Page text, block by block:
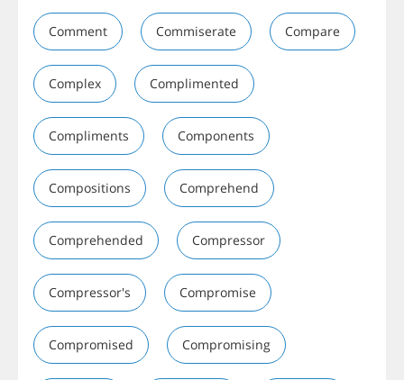
Comment Commiserate Compare
Complex Complimented
Compliments Components
Compositions Comprehend
Comprehended Compressor
Compressor's Compromise
Compromised Compromising